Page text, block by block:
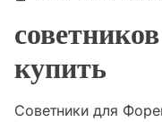
купить
Советники для